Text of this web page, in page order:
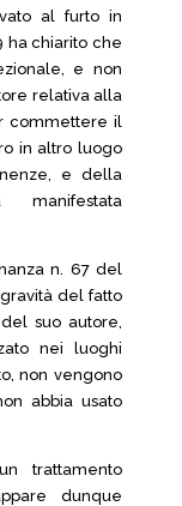
al furto in
ha chiarito che
e non
relativa alla
commettere il
in altro luogo
e della
manifestata
n. 67 del
del fatto
suo autore,
nei luoghi
non vengono
abbia usato
trattamento
dunque